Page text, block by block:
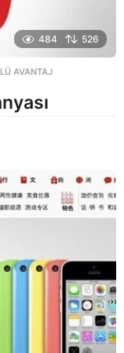
484 526
AVANTAJ